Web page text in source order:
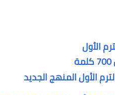
الأول المنهج الجديد